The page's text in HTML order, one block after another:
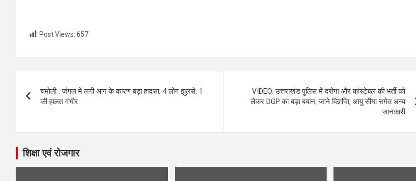
Post Views: 657
navigation
चमोली : जंगल में लगी आग के कारण बड़ा हादसा, 4 लोग झुलसे, 1
की हालत गंभीर
VIDEO: उत्तराखंड पुलिस में दरोगा और कांस्टेबल की भर्ती को
लेकर DGP का बड़ा बयान; जाने विज्ञप्ति, आयु सीमा समेत अन्य
जानकारी
शिक्षा एवं रोजगार